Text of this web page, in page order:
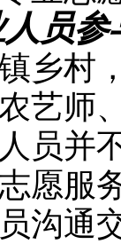
员参
乡村
艺师
员并
愿服
沟通